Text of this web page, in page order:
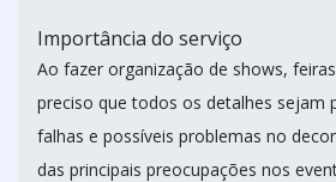
Importância do serviço
Ao fazer organização de shows,
preciso que todos os detalhes sejam
falhas e possíveis problemas no
das principais preocupações nos